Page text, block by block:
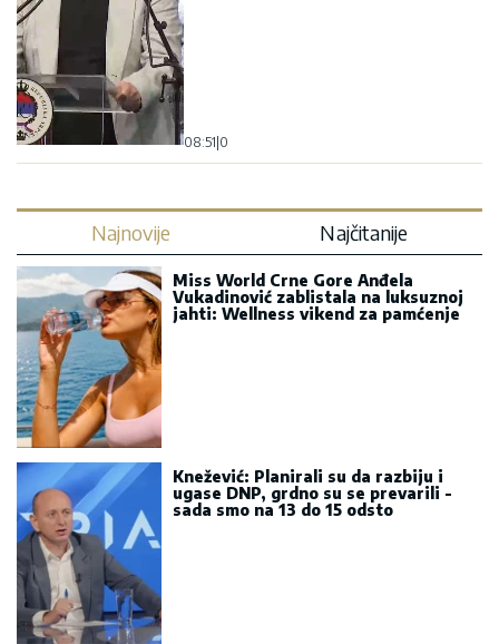
08:51|0
Najnovije Najčitanije
Miss World Crne Gore Anđela
Vukadinović zablistala na luksuznoj
jahti: Wellness vikend za pamćenje
Knežević: Planirali su da razbiju i
ugase DNP, grdno su se prevarili -
sada smo na 13 do 15 odsto